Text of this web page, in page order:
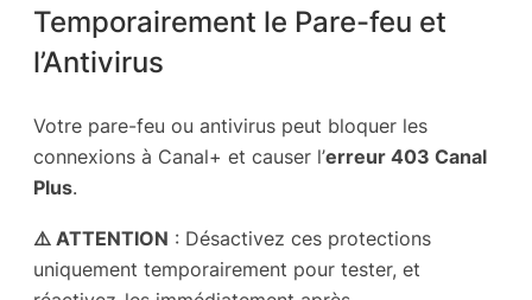
Temporairement le Pare-feu et
l’Antivirus
Votre pare-feu ou antivirus peut bloquer les
connexions à Canal+ et causer l’erreur 403 Canal
Plus.
⚠️ ATTENTION : Désactivez ces protections
uniquement temporairement pour tester, et